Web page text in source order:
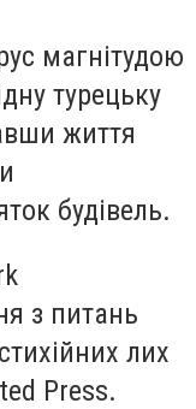
магнітудою
турецьку
життя
будівель.
з питань
лих
Press.